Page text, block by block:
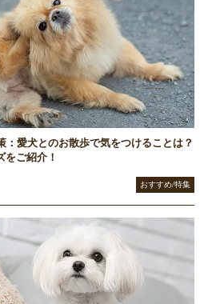
：愛犬とのお散歩で気をつけることは？
ご紹介！
おすすめ/特集